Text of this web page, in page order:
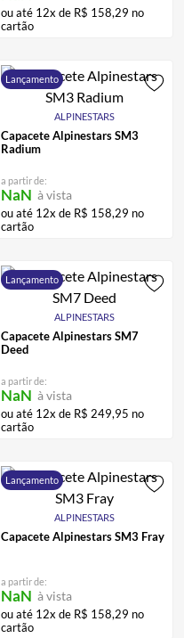
ou até 12x de R$ 158,29 no
cartão
Lançamento
ALPINESTARS
Capacete Alpinestars SM3
Radium
a partir de:
NaN à vista
ou até 12x de R$ 158,29 no
cartão
Lançamento
ALPINESTARS
Capacete Alpinestars SM7
Deed
a partir de:
NaN à vista
ou até 12x de R$ 249,95 no
cartão
Lançamento
ALPINESTARS
Capacete Alpinestars SM3 Fray
a partir de:
NaN à vista
ou até 12x de R$ 158,29 no
cartão